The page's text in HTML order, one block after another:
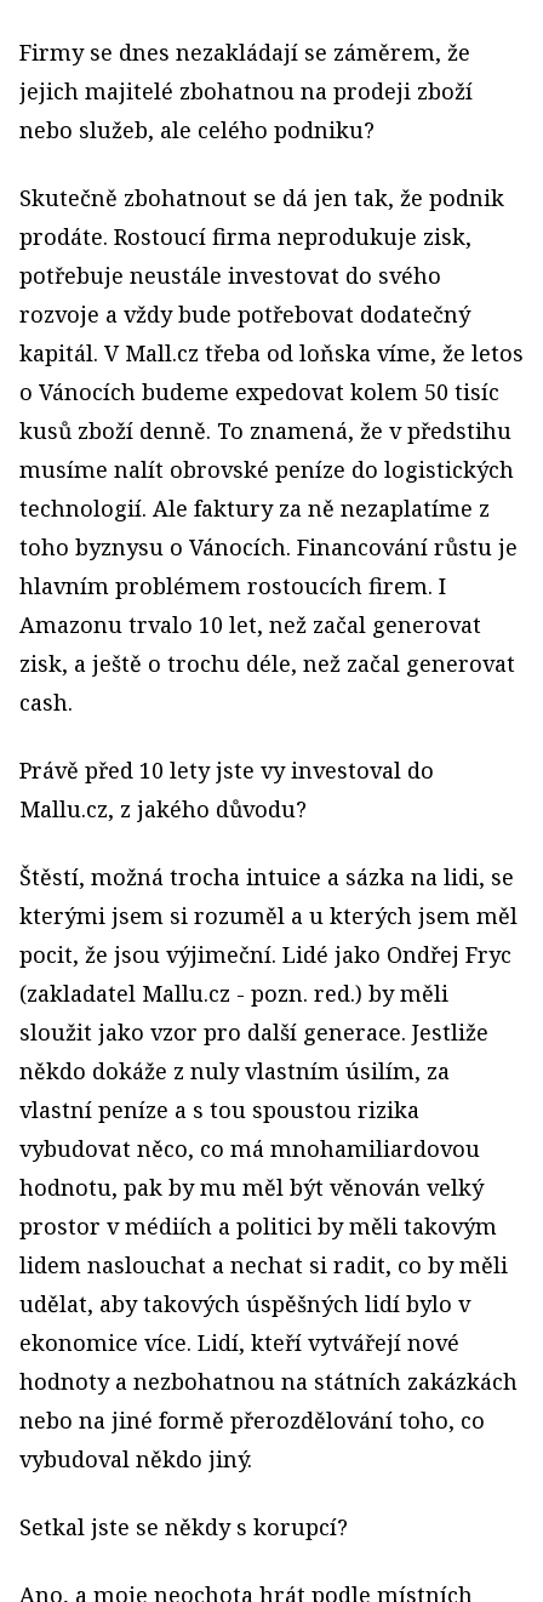
Firmy se dnes nezakládají se záměrem, že
jejich majitelé zbohatnou na prodeji zboží
nebo služeb, ale celého podniku?
Skutečně zbohatnout se dá jen tak, že podnik
prodáte. Rostoucí firma neprodukuje zisk,
potřebuje neustále investovat do svého
rozvoje a vždy bude potřebovat dodatečný
kapitál. V Mall.cz třeba od loňska víme, že letos
o Vánocích budeme expedovat kolem 50 tisíc
kusů zboží denně. To znamená, že v předstihu
musíme nalít obrovské peníze do logistických
technologií. Ale faktury za ně nezaplatíme z
toho byznysu o Vánocích. Financování růstu je
hlavním problémem rostoucích firem. I
Amazonu trvalo 10 let, než začal generovat
zisk, a ještě o trochu déle, než začal generovat
cash.
Právě před 10 lety jste vy investoval do
Mallu.cz, z jakého důvodu?
Štěstí, možná trocha intuice a sázka na lidi, se
kterými jsem si rozuměl a u kterých jsem měl
pocit, že jsou výjimeční. Lidé jako Ondřej Fryc
(zakladatel Mallu.cz - pozn. red.) by měli
sloužit jako vzor pro další generace. Jestliže
někdo dokáže z nuly vlastním úsilím, za
vlastní peníze a s tou spoustou rizika
vybudovat něco, co má mnohamiliardovou
hodnotu, pak by mu měl být věnován velký
prostor v médiích a politici by měli takovým
lidem naslouchat a nechat si radit, co by měli
udělat, aby takových úspěšných lidí bylo v
ekonomice více. Lidí, kteří vytvářejí nové
hodnoty a nezbohatnou na státních zakázkách
nebo na jiné formě přerozdělování toho, co
vybudoval někdo jiný.
Setkal jste se někdy s korupcí?
Ano, a moje neochota hrát podle místních